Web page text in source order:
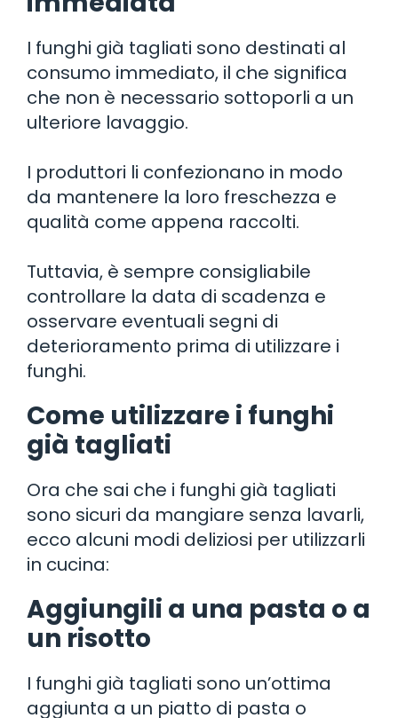
I funghi già tagliati sono destinati al
consumo immediato, il che significa
che non è necessario sottoporli a un
ulteriore lavaggio.
I produttori li confezionano in modo
da mantenere la loro freschezza e
qualità come appena raccolti.
Tuttavia, è sempre consigliabile
controllare la data di scadenza e
osservare eventuali segni di
deterioramento prima di utilizzare i
funghi.
Come utilizzare i funghi
già tagliati
Ora che sai che i funghi già tagliati
sono sicuri da mangiare senza lavarli,
ecco alcuni modi deliziosi per utilizzarli
in cucina:
Aggiungili a una pasta o a
un risotto
I funghi già tagliati sono un’ottima
aggiunta a un piatto di pasta o